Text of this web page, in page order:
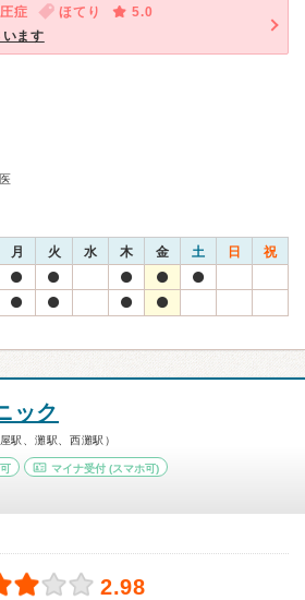
症 ほてり
5.0
ます
月 火 水 木 金 土 日 祝
ック
駅、灘駅、西灘駅）
マイナ受付 (スマホ可)
2.98